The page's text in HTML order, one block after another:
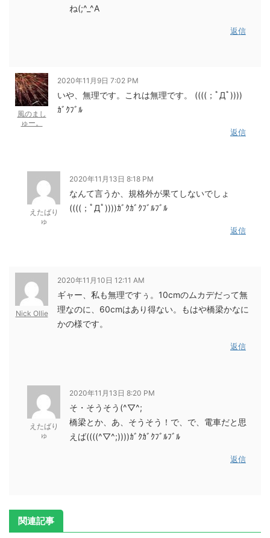
ね(;^_^A
返信
風のまし
ゅー。
2020年11月9日 7:02 PM
いや、無理です。これは無理です。 ((((；ﾟДﾟ))))
ｶﾞｸﾌﾞﾙ
返信
えたばり
ゅ
2020年11月13日 8:18 PM
なんて言うか、規格外が果てしないでしょ
((((；ﾟДﾟ))))ｶﾞｸｶﾞｸﾌﾞﾙﾌﾞﾙ
返信
Nick Ollie
2020年11月10日 12:11 AM
ギャー、私も無理ですぅ。10cmのムカデだって無
理なのに、60cmはあり得ない。もはや橋梁かなに
かの様です。
返信
えたばり
ゅ
2020年11月13日 8:20 PM
そ・そうそう(^▽^;
橋梁とか、あ、そうそう！で、で、電車だと思
えば((((^▽^;))))ｶﾞｸｶﾞｸﾌﾞﾙﾌﾞﾙ
返信
関連記事